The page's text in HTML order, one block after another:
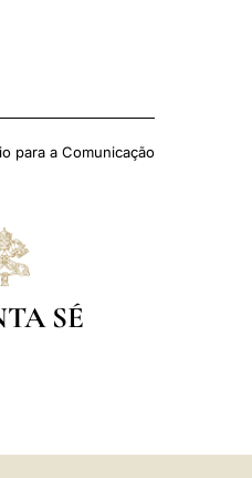
para a Comunicação
SÉ